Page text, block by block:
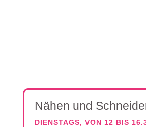
Nähen und
DIENSTAGS, VON 12 BIS